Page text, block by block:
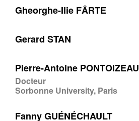
Gheorghe-Ilie FÂRTE
Gerard STAN
Pierre-Antoine PONTOIZEAU
Docteur
Sorbonne University, Paris
Fanny GUÉNÉCHAULT